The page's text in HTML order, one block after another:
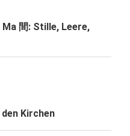
間: Stille, Leere,
Kirchen